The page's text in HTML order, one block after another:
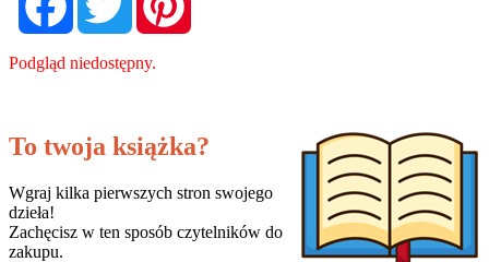
Podgląd niedostępny.
To twoja książka?
Wgraj kilka pierwszych stron swojego
dzieła!
Zachęcisz w ten sposób czytelników do
zakupu.